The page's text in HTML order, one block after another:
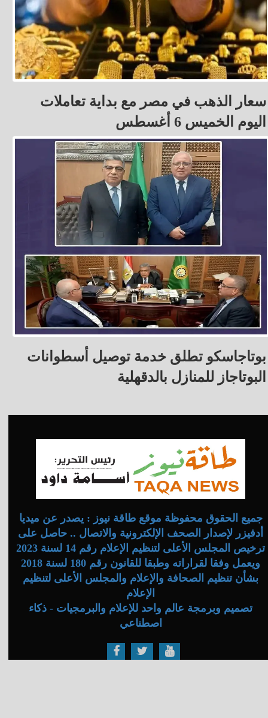
سعار الذهب في مصر مع بداية تعاملات
اليوم الخميس 6 أغسطس
بوتاجاسكو تطلق خدمة توصيل أسطوانات
البوتاجاز للمنازل بالدقهلية
جميع الحقوق محفوظة موقع طاقة نيوز : يصدر عن ميديا
أدفيزر لإصدار الصحف الإلكترونية والاتصال .. حاصل على
ترخيص المجلس الأعلى لتنظيم الإعلام رقم 14 لسنة 2023
ويعمل وفقا لقراراته وطبقا للقانون رقم 180 لسنة 2018
بشأن تنظيم الصحافة والإعلام والمجلس الأعلى لتنظيم
الإعلام
تصميم وبرمجة عالم واحد للإعلام والبرمجيات - ذكاء
اصطناعي